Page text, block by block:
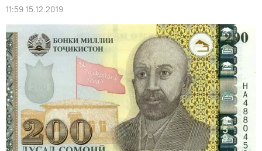
11:59 15.12.2019